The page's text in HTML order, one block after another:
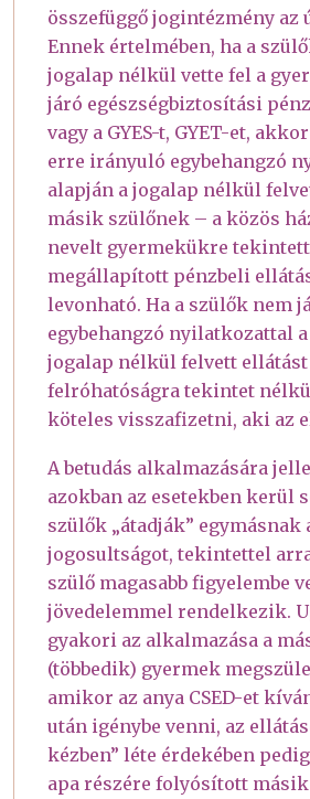
összefüggő jogintézmény az
Ennek értelmében, ha a
jogalap nélkül vette fel a
járó egészségbiztosítási
vagy a GYES-t, GYET-et,
erre irányuló egybehangzó
alapján a jogalap nélkül
másik szülőnek – a közös
nevelt gyermekükre
megállapított pénzbeli
levonható. Ha a szülők nem
egybehangzó nyilatkozattal
jogalap nélkül felvett
felróhatóságra tekintet
köteles visszafizetni, aki az
A betudás alkalmazására
azokban az esetekben kerül
szülők „átadják” egymásnak
jogosultságot, tekintettel
szülő magasabb figyelembe
jövedelemmel rendelkezik.
gyakori az alkalmazása a
(többedik) gyermek
amikor az anya CSED-et
után igénybe venni, az
kézben” léte érdekében
apa részére folyósított